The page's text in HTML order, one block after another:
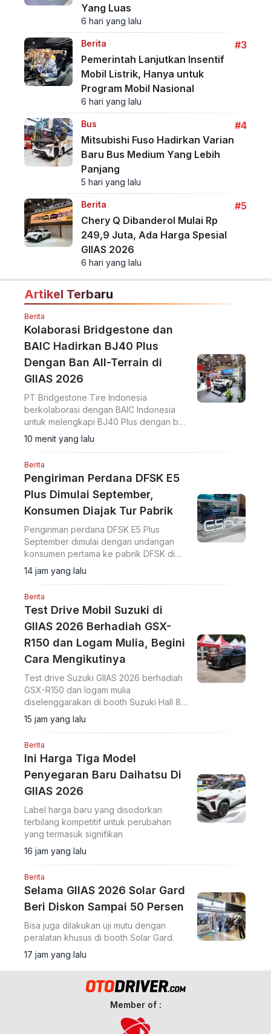
Yang Luas
6 hari yang lalu
Berita
#3
Pemerintah Lanjutkan Insentif
Mobil Listrik, Hanya untuk
Program Mobil Nasional
6 hari yang lalu
Bus
#4
Mitsubishi Fuso Hadirkan Varian
Baru Bus Medium Yang Lebih
Panjang
5 hari yang lalu
Berita
#5
Chery Q Dibanderol Mulai Rp
249,9 Juta, Ada Harga Spesial
GIIAS 2026
6 hari yang lalu
Artikel Terbaru
Berita
Kolaborasi Bridgestone dan
BAIC Hadirkan BJ40 Plus
Dengan Ban All-Terrain di
GIIAS 2026
PT Bridgestone Tire Indonesia
berkolaborasi dengan BAIC Indonesia
untuk melengkapi BJ40 Plus dengan ban
Bridgestone Dueler A/T002 di GIIAS
10 menit yang lalu
Berita
Pengiriman Perdana DFSK E5
Plus Dimulai September,
Konsumen Diajak Tur Pabrik
Pengiriman perdana DFSK E5 Plus
September dimulai dengan undangan
konsumen pertama ke pabrik DFSK di
Cikande untuk melihat proses produksi
PHEV.
14 jam yang lalu
Berita
Test Drive Mobil Suzuki di
GIIAS 2026 Berhadiah GSX-
R150 dan Logam Mulia, Begini
Cara Mengikutinya
Test drive Suzuki GIIAS 2026 berhadiah
GSX-R150 dan logam mulia
diselenggarakan di booth Suzuki Hall 8
ICE BSD City. Delapan model kendaraan
tersedia bagi peserta yang registrasi
15 jam yang lalu
Berita
Ini Harga Tiga Model
Penyegaran Baru Daihatsu Di
GIIAS 2026
Label harga baru yang disodorkan
terbilang kompetitif untuk perubahan
yang termasuk signifikan
16 jam yang lalu
Berita
Selama GIIAS 2026 Solar Gard
Beri Diskon Sampai 50 Persen
Bisa juga dilakukan uji mutu dengan
peralatan khusus di booth Solar Gard.
17 jam yang lalu
Member of :